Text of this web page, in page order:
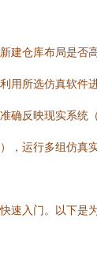
建仓库布局是否
用所选仿真软件进
确反映现实系统
，运行多组仿真
速入门。以下是